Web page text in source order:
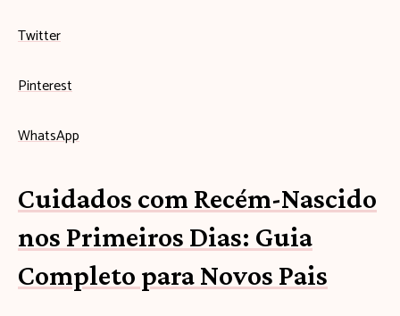
Twitter
Pinterest
WhatsApp
Cuidados com Recém-Nascido
nos Primeiros Dias: Guia
Completo para Novos Pais